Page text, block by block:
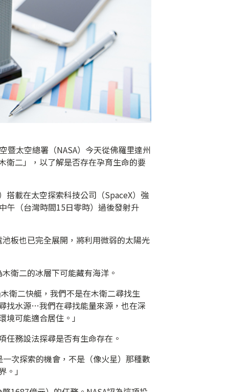
暨太空總署（NASA）今天從佛羅里達州
衛二」，以了解是否存在孕育生命的要
載在太空探索科技公司（SpaceX）強
午（台灣時間15日零時）過後發射升
板也已完全展開，將利用微弱的太陽光
衛二的冰層下可能藏有海洋。
衛二快艇，我們不是在木衛二尋找生
找水源…我們在尋找能量來源，也在深
可能適合居住。」
任務設法探尋是否有生命存在。
次探索的機會，不是（像火星）那種數
」